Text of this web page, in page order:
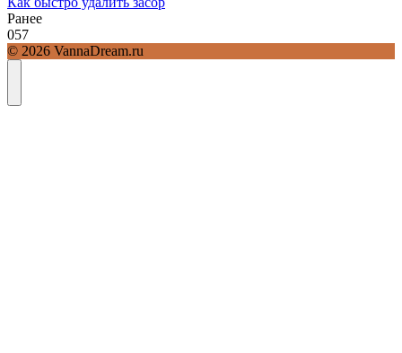
Ранее
057
© 2026 VannaDream.ru